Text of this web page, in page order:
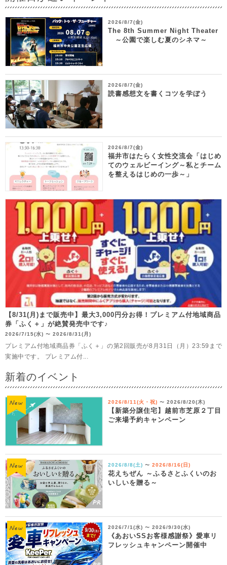
2026/8/7(金)
The 8th Summer Night Theater
～公園で楽しむ夏のシネマ～
2026/8/7(金)
読書感想文を書くコツを学ぼう
2026/8/7(金)
福井市はたらく女性交流会「はじめ
てのウェルビーイング～私とチーム
を整えるはじめの一歩～」
【8/31(月)まで販売中】最大3,000円分お得！プレミアム付地域商品
券「ふく＋」が絶賛発売中です♪
2026/7/15(水) 〜 2026/8/31(月)
プレミアム付地域商品券「ふく＋」の第2回販売が8月31日（月）23:59まで
実施中です。 プレミアム付...
新着のイベント
2026/8/11(火・祝) 〜 2026/8/20(木)
【新築分譲住宅】越前市芝原２丁目
ご来場予約キャンペーン
2026/8/8(土) 〜 2026/8/16(日)
花えちぜん ～ふるさとふくいのお
いしいを贈る～
2026/7/1(水) 〜 2026/9/30(水)
《あおいSSお客様感謝祭》愛車リ
フレッシュキャンペーン開催中